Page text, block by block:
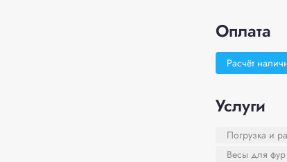
Оплата
Расчёт
Услуги
Погрузка и
Весы для фур